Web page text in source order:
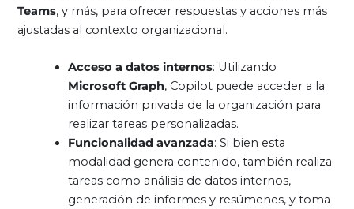
Teams, y más, para ofrecer respuestas y acciones más
ajustadas al contexto organizacional.
Acceso a datos internos: Utilizando
Microsoft Graph, Copilot puede acceder a la
información privada de la organización para
realizar tareas personalizadas.
Funcionalidad avanzada: Si bien esta
modalidad genera contenido, también realiza
tareas como análisis de datos internos,
generación de informes y resúmenes, y toma